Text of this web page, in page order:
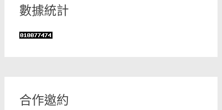
數據統計
合作邀約